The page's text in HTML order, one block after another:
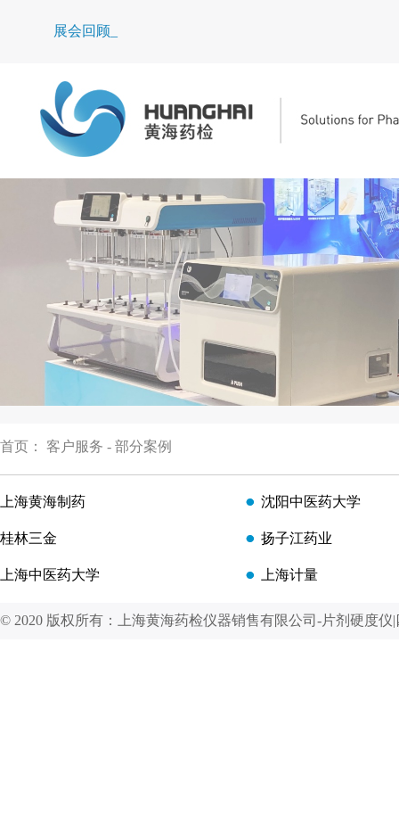
展会回顾｜2_
首页 ： 客户服务 - 部分案例
上海黄海制药 沈阳中医药大学
桂林三金 扬子江药业
上海中医药大学 上海计量
© 2020 版权所有：上海黄海药检仪器销售有限公司-片剂硬度